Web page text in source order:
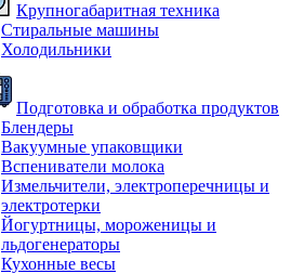
Крупногабаритная техника
Стиральные машины
Холодильники
Подготовка и обработка продуктов
Блендеры
Вакуумные упаковщики
Вспениватели молока
Измельчители, электроперечницы и
электротерки
Йогуртницы, мороженицы и
льдогенераторы
Кухонные весы